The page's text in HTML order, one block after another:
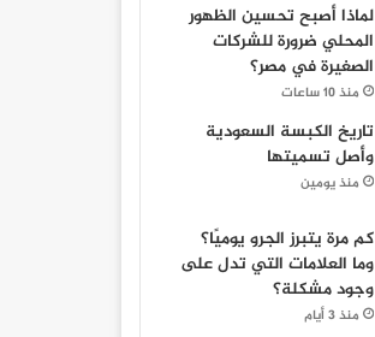
لماذا أصبح تحسين الظهور
المحلي ضرورة للشركات
الصغيرة في مصر؟
منذ 10 ساعات
تاريخ الكبسة السعودية
وأصل تسميتها
منذ يومين
كم مرة يتبرز الجرو يوميًا؟
وما العلامات التي تدل على
وجود مشكلة؟
منذ 3 أيام